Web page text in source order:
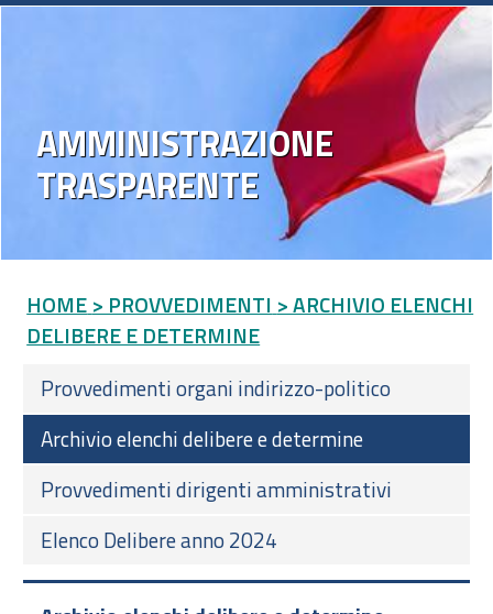
AMMINISTRAZIONE
TRASPARENTE
HOME > PROVVEDIMENTI > ARCHIVIO ELENCHI
DELIBERE E DETERMINE
Provvedimenti organi indirizzo-politico
Archivio elenchi delibere e determine
Provvedimenti dirigenti amministrativi
Elenco Delibere anno 2024